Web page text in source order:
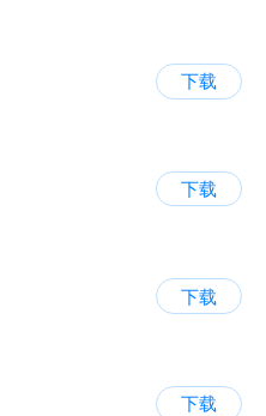
下载
下载
下载
下载